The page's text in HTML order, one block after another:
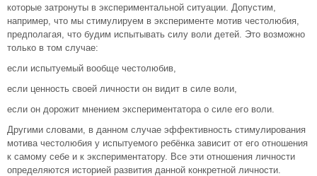
которые затронуты в экспериментальной ситуации. Допустим,
например, что мы стимулируем в эксперименте мотив честолюбия,
предполагая, что будим испытывать силу воли детей. Это возможно
только в том случае:
если испытуемый вообще честолюбив,
если ценность своей личности он видит в силе воли,
если он дорожит мнением экспериментатора о силе его воли.
Другими словами, в данном случае эффективность стимулирования
мотива честолюбия у испытуемого ребёнка зависит от его отношения
к самому себе и к экспериментатору. Все эти отношения личности
определяются историей развития данной конкретной личности.